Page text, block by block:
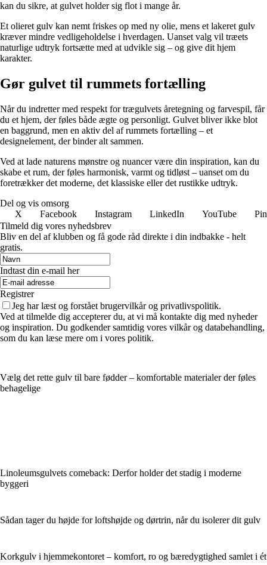
kan du sikre, at gulvet holder sig flot i mange år.
Et olieret gulv kan nemt friskes op med ny olie, mens et lakeret gulv
kræver mindre vedligeholdelse i hverdagen. Uanset valg vil træets
naturlige udtryk fortsætte med at udvikle sig – og give dit hjem
karakter.
Gør gulvet til rummets fortælling
Når du indretter med respekt for trægulvets åretegning og farvespil, får
du et hjem, der føles både ægte og personligt. Gulvet bliver ikke blot
en baggrund, men en aktiv del af rummets fortælling – et
designelement, der binder alt sammen.
Ved at lade naturens mønstre og nuancer være din inspiration, kan du
skabe et rum, der føles harmonisk, varmt og tidløst – uanset om du
foretrækker det moderne, det klassiske eller det rustikke udtryk.
Del og vis omsorg
X
Facebook Instagram LinkedIn YouTube
Tilmeld dig vores nyhedsbrev
Bliv en del af klubben og få gode råd direkte i din indbakke - helt
gratis.
Indtast din e-mail her
Registrer
Jeg har læst og forstået brugervilkår og privatlivspolitik.
Ved at tilmelde dig accepterer du, at vi må kontakte dig med nyheder
og inspiration. Du godkender samtidig vores vilkår og databehandling,
som du kan læse mere om i vores politik.
Vælg det rette gulv til bare fødder – komfortable materialer der føles
behagelige
Linoleumsgulvets comeback: Derfor holder det stadig i moderne
byggeri
Sådan tager du højde for loftshøjde og dørtrin, når du isolerer dit gulv
Korkgulv i hjemmekontoret – komfort, ro og bæredygtighed samlet i ét